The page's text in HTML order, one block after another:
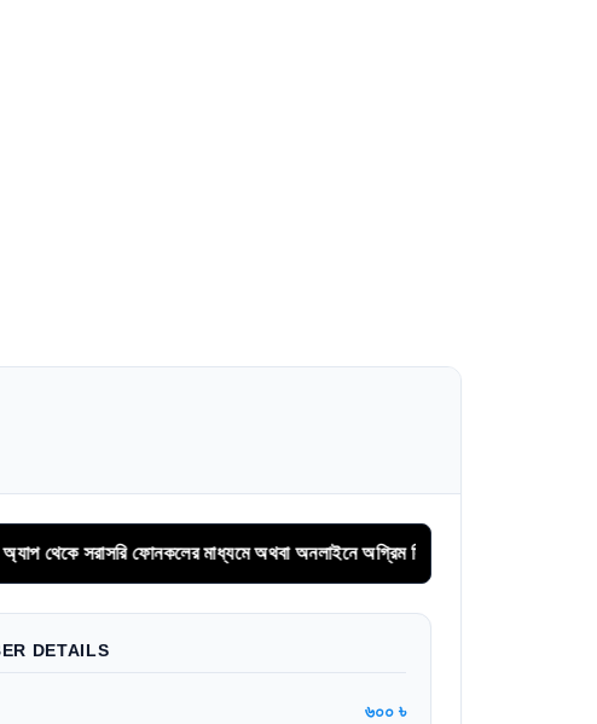
মাধ্যমে অথবা অনলাইনে অগ্রিম সিরিয়াল বুকিং করুন।
DETAILS
৬০০ ৳